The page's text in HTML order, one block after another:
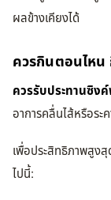
ผลข้างเคียงได้
ควรกินตอนไหน
ควรรับประทานซิง
อาการคลื่นไส้หรือระ
เพื่อประสิทธิภาพสูง
ไปนี้: